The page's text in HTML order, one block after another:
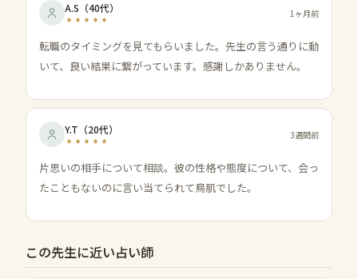
A.S （40代） 1ヶ月前
転職のタイミングを見てもらいました。先生の言う通りに動
いて、良い結果に繋がっています。感謝しかありません。
Y.T （20代） 3週間前
片思いの相手について相談。彼の性格や態度について、会っ
たこともないのに言い当てられて鳥肌でした。
この先生に近い占い師